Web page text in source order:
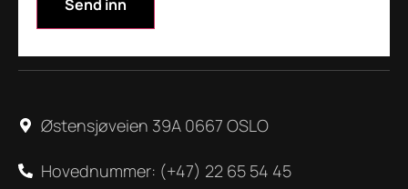
Østensjøveien 39A 0667 OSLO
Hovednummer: (+47) 22 65 54 45